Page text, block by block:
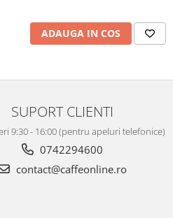
ADAUGA IN COS
SUPORT CLIENTI
9:30 - 16:00 (pentru apeluri telefonice)
0742294600
contact@caffeonline.ro